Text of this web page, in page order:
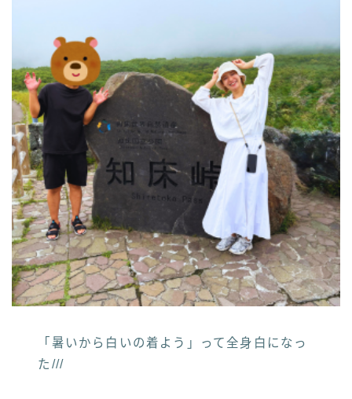
「暑いから白いの着よう」って全身白になっ
た///